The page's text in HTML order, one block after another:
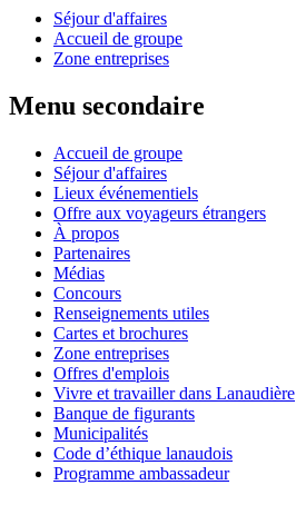
Séjour d'affaires
Accueil de groupe
Zone entreprises
Menu secondaire
Accueil de groupe
Séjour d'affaires
Lieux événementiels
Offre aux voyageurs étrangers
À propos
Partenaires
Médias
Concours
Renseignements utiles
Cartes et brochures
Zone entreprises
Offres d'emplois
Vivre et travailler dans Lanaudière
Banque de figurants
Municipalités
Code d’éthique lanaudois
Programme ambassadeur